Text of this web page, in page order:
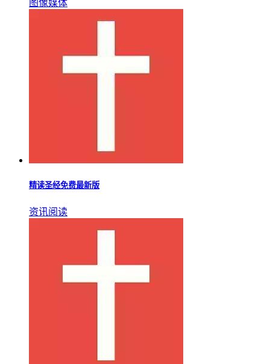
图像媒体
精读圣经免费最新版
资讯阅读